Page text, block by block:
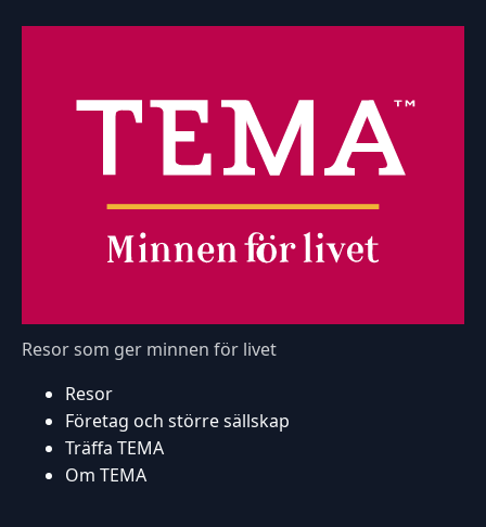
Resor som ger minnen för livet
Resor
Företag och större sällskap
Träffa TEMA
Om TEMA